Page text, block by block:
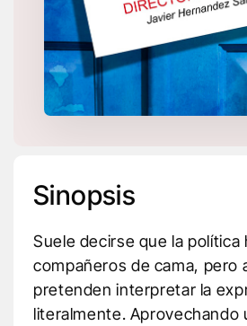
Sinopsis
Suele decirse que la política
compañeros de cama, pero
pretenden interpretar la
literalmente. Aprovechando